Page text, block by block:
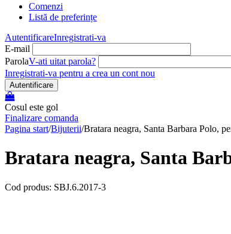
Comenzi
Listă de preferințe
AutentificareInregistrati-va
E-mail
ParolaV-ati uitat parola?
Inregistrati-va pentru a crea un cont nou
Autentificare
Cosul este gol
Finalizare comanda
Pagina start/Bijuterii/Bratara neagra, Santa Barbara Polo,
Bratara neagra, Santa
Cod produs: SBJ.6.2017-3